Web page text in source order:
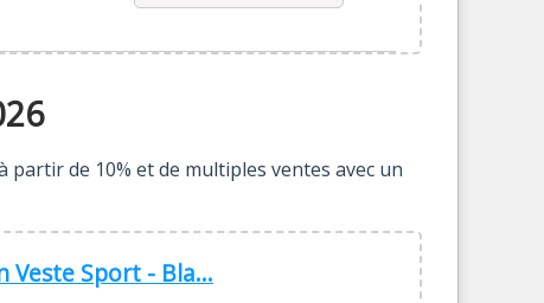
de 10% et de multiples ventes avec un
Veste Sport - Bla...